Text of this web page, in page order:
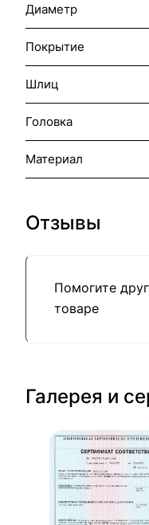
Диаметр
Покрытие
Шлиц
Головка
Материал
Отзывы
Помогите
товаре
Галерея и